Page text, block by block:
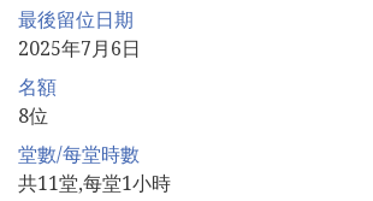
最後留位日期
2025年7月6日
名額
8位
堂數/每堂時數
共11堂,每堂1小時